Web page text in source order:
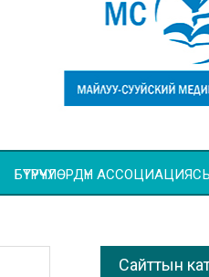
БҮТҮРҮҮЧҮЛӨРДҮН
Сайттын